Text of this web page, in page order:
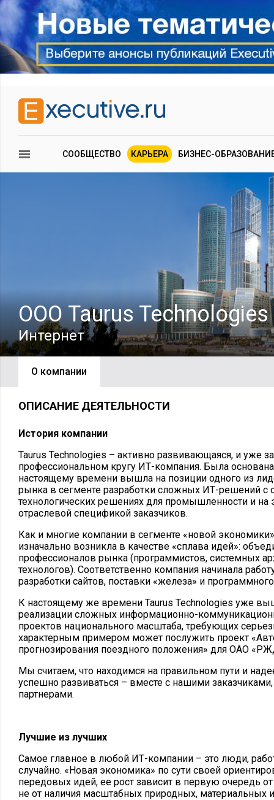
СООБЩЕСТВО КАРЬЕРА БИЗНЕС-
ООО Taurus Technologies
Интернет
О компании
ОПИСАНИЕ ДЕЯТЕЛЬНОСТИ
История компании
Taurus Technologies – активно развивающаяся, и уже
профессиональном кругу ИТ-компания. Была
настоящему времени вышла на позиции одного из
рынка в сегменте разработки сложных ИТ-решений с
технологических решениях для промышленности и на
отраслевой спецификой заказчиков.
Как и многие компании в сегменте «новой
изначально возникла в качестве «сплава идей»:
профессионалов рынка (программистов, системных
технологов). Соответственно компания начинала
разработки сайтов, поставки «железа» и
К настоящему же времени Taurus Technologies уже
реализации сложных информационно-
проектов национального масштаба, требующих
характерным примером может послужить проект
прогнозирования поездного положения» для ОАО
Мы считаем, что находимся на правильном пути и
успешно развиваться – вместе с нашими
партнерами.
Лучшие из лучших
Самое главное в любой ИТ-компании – это люди,
случайно. «Новая экономика» по сути своей
передовых идей, ее рост зависит в первую очередь от
не от наличия масштабных природных, материальных